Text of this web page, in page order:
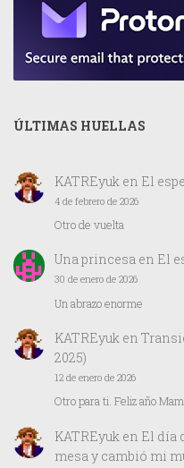
ÚLTIMAS HUELLAS
KATREyuk en El
4 de febrero de 2026
Otro de vuelta
Una princesaen El
30 de enero de 2026
Un abrazo enorme
KATREyuken
2025)
12 de enero de 2026
Otro para ti. Feliz año
KATREyuk en El día
mesa y cambió mi